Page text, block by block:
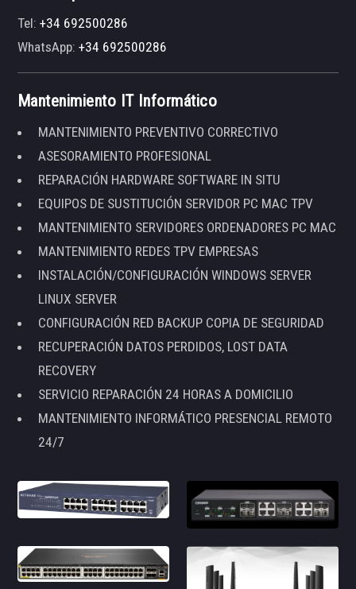
Tel:+34 692500286
WhatsApp:+34 692500286
Mantenimiento IT Informático
MANTENIMIENTO PREVENTIVO CORRECTIVO
ASESORAMIENTO PROFESIONAL
REPARACIÓN HARDWARE SOFTWARE IN SITU
EQUIPOS DE SUSTITUCIÓN SERVIDOR PC MAC TPV
MANTENIMIENTO SERVIDORES ORDENADORES PC MAC
MANTENIMIENTO REDES TPV EMPRESAS
INSTALACIÓN/CONFIGURACIÓN WINDOWS SERVER
LINUX SERVER
CONFIGURACIÓN RED BACKUP COPIA DE SEGURIDAD
RECUPERACIÓN DATOS PERDIDOS, LOST DATA
RECOVERY
SERVICIO REPARACIÓN 24 HORAS A DOMICILIO
MANTENIMIENTO INFORMÁTICO PRESENCIAL REMOTO
24/7